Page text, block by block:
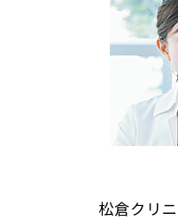
松倉クリ